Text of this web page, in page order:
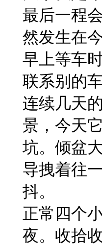
最后一程
然发生在今
早上等车
联系别的
连续几天
景，今天
坑。倾盆
导拽着往
抖。
正常​四个
夜。收拾